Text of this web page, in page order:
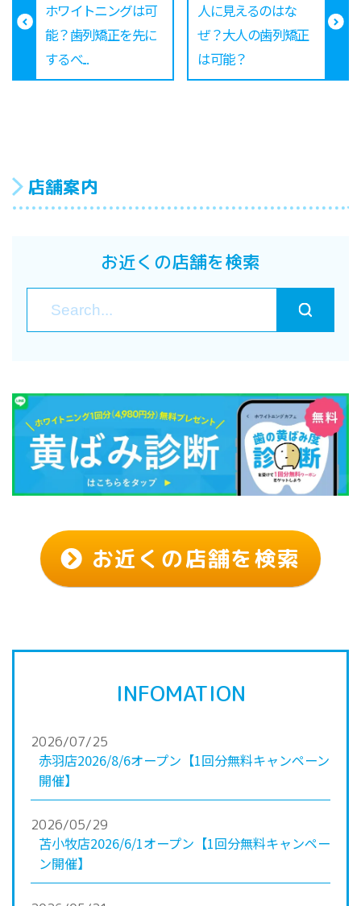
ホワイトニングは可
能？歯列矯正を先に
するべ...
人に見えるのはな
ぜ？大人の歯列矯正
は可能？
店舗案内
お近くの店舗を検索
お近くの店舗を検索
INFOMATION
2026/07/25
赤羽店2026/8/6オープン【1回分無料キャンペーン
開催】
2026/05/29
苫小牧店2026/6/1オープン【1回分無料キャンペー
ン開催】